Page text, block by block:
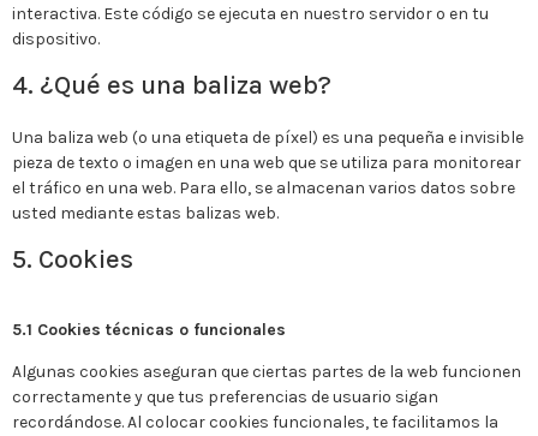
interactiva. Este código se ejecuta en nuestro servidor o en tu
dispositivo.
4. ¿Qué es una baliza web?
Una baliza web (o una etiqueta de píxel) es una pequeña e invisible
pieza de texto o imagen en una web que se utiliza para monitorear
el tráfico en una web. Para ello, se almacenan varios datos sobre
usted mediante estas balizas web.
5. Cookies
5.1 Cookies técnicas o funcionales
Algunas cookies aseguran que ciertas partes de la web funcionen
correctamente y que tus preferencias de usuario sigan
recordándose. Al colocar cookies funcionales, te facilitamos la